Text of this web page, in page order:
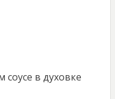
в духовке